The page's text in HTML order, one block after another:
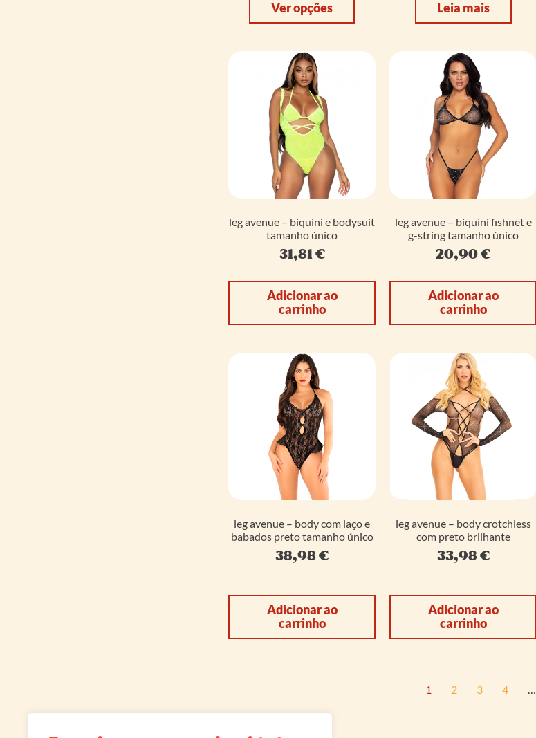
Ver opções Leia mais
leg avenue – biquini e bodysuit
tamanho único
31,81€
Adicionar ao
carrinho
leg avenue – biquíni fishnet e
g-string tamanho único
20,90€
Adicionar ao
carrinho
leg avenue – body com laço e
babados preto tamanho único
38,98€
Adicionar ao
carrinho
leg avenue – body crotchless
com preto brilhante
33,98€
Adicionar ao
carrinho
1 2 3 4 …